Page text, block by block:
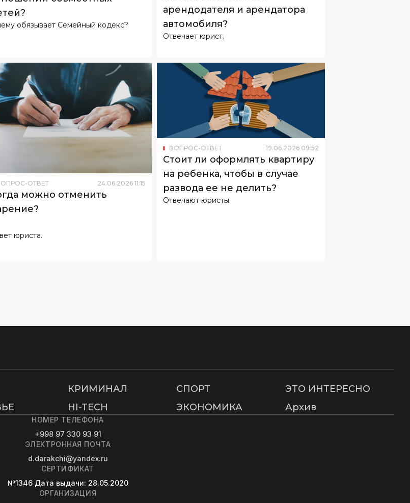
юриста.
ВОПРОС-ОТВЕТ 19
Стоит ли оформлять квартиру
на ребенка, чтобы в случае
развода ее не делить?
Отвечают юристы.
КРИМИНАЛ СПОРТ
ЭТО ИНТЕРЕСНО
HI-TECH ЭКОНОМИКА Архив
НОМЕР ТЕЛЕФОНА
+998 97 330 93 91
ЭЛЕКТРОННАЯ ПОЧТА
d.darakchi@yandex.ru
СЕРТИФИКАТ
№1346 Дата выдачи: 28.05.2020
ОРГАНИЗАЦИЯ